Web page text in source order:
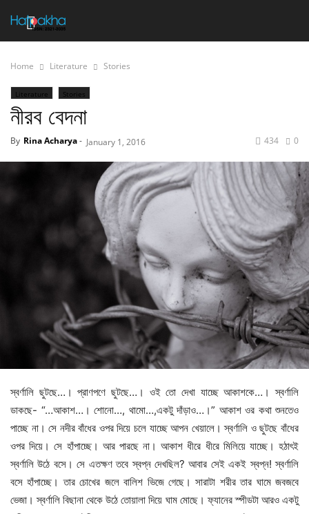
Home Literature Stories
Literature Stories
নীরব বেদনা
By Rina Acharya- January 1, 2016 0
434
স্বর্ণালি ছুটছে…। প্রাণপণে ছুটছে…। ওই তো দেখা যাচ্ছে আকাশকে…। স্বর্ণালি
ডাকছে- “…আকাশ…। শোনো…, থামো…,একটু দাঁড়াও…।” আকাশ ওর কথা শুনতেও
পাচ্ছে না। সে নদীর বাঁধের ওপর দিয়ে চলে যাচ্ছে আপন খেয়ালে। স্বর্ণালি ও ছুটছে বাঁধের
ওপর দিয়ে। সে হাঁপাচ্ছে। আর পারছে না। আকাশ ধীরে ধীরে মিলিয়ে যাচ্ছে। হঠাৎই
স্বর্ণালি উঠে বসে। সে এতক্ষণ তবে স্বপ্ন দেখছিল? আবার সেই একই স্বপ্ন! স্বর্ণালি
বসে হাঁপাচ্ছে। তার চোখের জলে বালিশ ভিজে গেছে। সারাটা শরীর তার ঘামে জবজবে
ভেজা। স্বর্ণালি বিছানা থেকে উঠে তোয়ালা দিয়ে ঘাম মোছে। ফ্যানের স্পীডটা আরও একটু